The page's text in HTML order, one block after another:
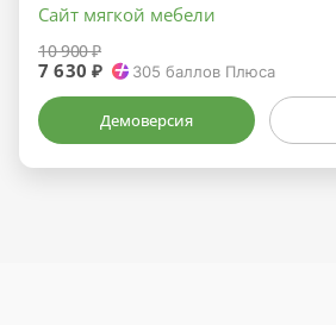
Сайт мягкой мебели
10 900 ₽
7 630 ₽ 305 баллов Плюса
Демоверсия